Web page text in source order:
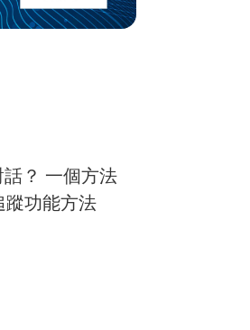
？ 一個方法
蹤功能方法